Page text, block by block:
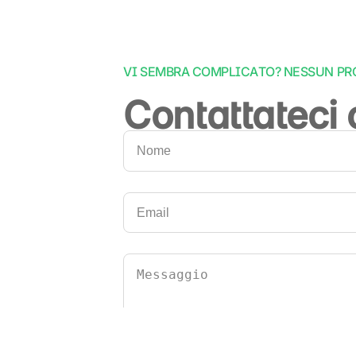
VI SEMBRA COMPLICATO? NESSUN
Contattateci
Nome
cognome
(Obbligatorio)
Nome
Email
(Obbligatorio)
Untitled
(Obbligatorio)